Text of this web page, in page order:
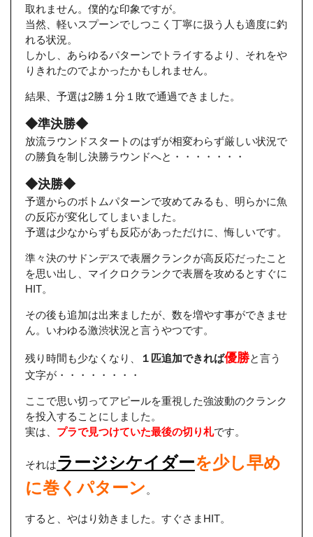
取れません。僕的な印象ですが。
当然、軽いスプーンでしつこく丁寧に扱う人も適度に釣
れる状況。
しかし、あらゆるパターンでトライするより、それをや
りきれたのでよかったかもしれません。
結果、予選は2勝１分１敗で通過できました。
◆準決勝◆
放流ラウンドスタートのはずが相変わらず厳しい状況で
の勝負を制し決勝ラウンドへと・・・・・・・
◆決勝◆
予選からのボトムパターンで攻めてみるも、明らかに魚
の反応が変化してしまいました。
予選は少なからずも反応があっただけに、悔しいです。
準々決のサドンデスで表層クランクが高反応だったこと
を思い出し、マイクロクランクで表層を攻めるとすぐに
HIT。
その後も追加は出来ましたが、数を増やす事ができませ
ん。いわゆる激渋状況と言うやつです。
残り時間も少なくなり、 １匹追加できれば優勝と言う
文字が・・・・・・・・
ここで思い切ってアピールを重視した強波動のクランク
を投入することにしました。
実は、 プラで見つけていた最後の切り札です。
それはラージシケイダーを少し早め
に巻くパターン 。
すると、やはり効きました。すぐさまHIT。